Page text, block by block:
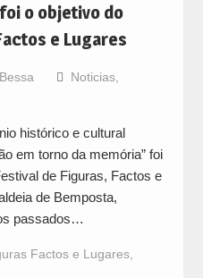
o objetivo do
e Lugares
Noticias,
histórico e cultural
em torno da memória” foi
de Figuras, Factos e
de Bemposta,
passados…
Factos e Lugares,